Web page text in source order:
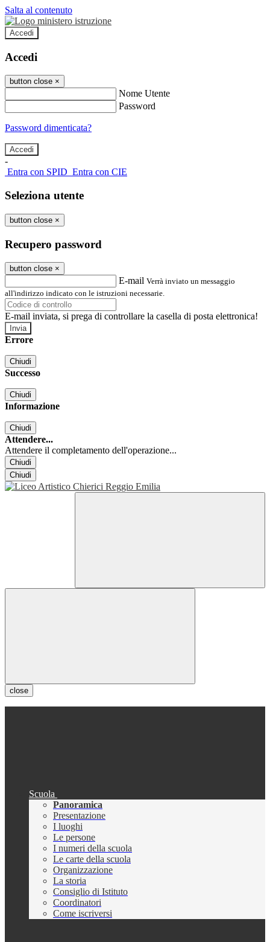
Salta al contenuto
Accedi
Accedi
button close ×
Nome Utente
Password
Password dimenticata?
-
Entra con SPID Entra con CIE
Seleziona utente
button close ×
Recupero password
button close ×
E-mail Verrà inviato un messaggio
all'indirizzo indicato con le istruzioni necessarie.
E-mail inviata, si prega di controllare la casella di posta elettronica!
Errore
Chiudi
Successo
Chiudi
Informazione
Chiudi
Attendere...
Attendere il completamento dell'operazione...
Chiudi
Chiudi
close
Scuola
Panoramica
Presentazione
I luoghi
Le persone
I numeri della scuola
Le carte della scuola
Organizzazione
La storia
Consiglio di Istituto
Coordinatori
Come iscriversi